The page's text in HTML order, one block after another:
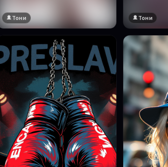
🔞 18+
Натисни за преглед
Тони
🔞 18+
Натисни за
Тони